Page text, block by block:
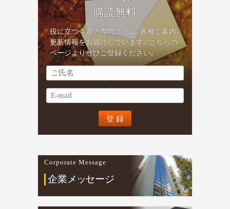
-購読無料-
役に立つ今週の専門コラム、各種ご案内、
更新情報をお届けしています。こちらの
ページよりぜひご登録ください。
Corporate Message
企業メ ッセージ